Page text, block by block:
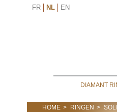
FR NL EN
DIAMANT
HOME RINGEN